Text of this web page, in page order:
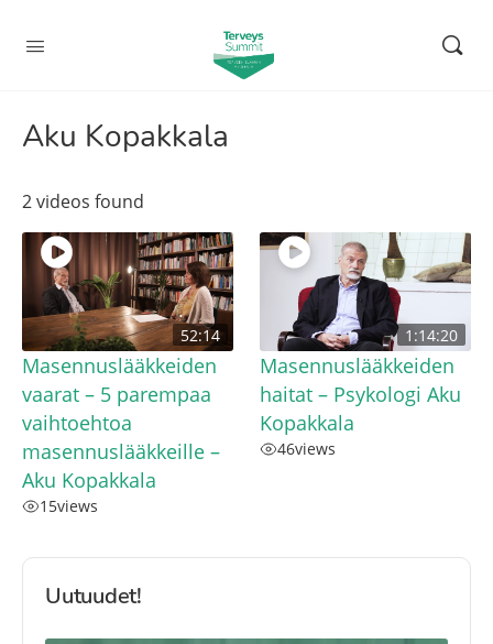
Aku Kopakkala
2 videos found
52:14
Masennuslääkkeiden
vaarat – 5 parempaa
vaihtoehtoa
masennuslääkkeille –
Aku Kopakkala
15views
1:14:20
Masennuslääkkeiden
haitat – Psykologi Aku
Kopakkala
46views
Uutuudet!